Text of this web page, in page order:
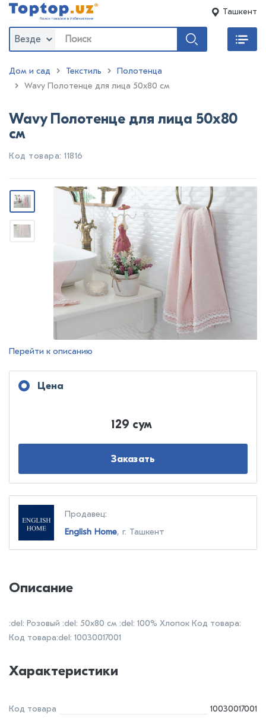
Ташкент
Везде
Дом и сад Текстиль Полотенца
Wavy Полотенце для лица 50х80 см
Wavy Полотенце для лица 50х80
см
Код товара: 11816
Перейти к описанию
Цена
129 сум
Заказать
Продавец:
English Home, г. Ташкент
Описание
:del: Розовый :del: 50х80 см :del: 100% Хлопок Код товара:
Код товара:del: 10030017001
Характеристики
Код товара 10030017001